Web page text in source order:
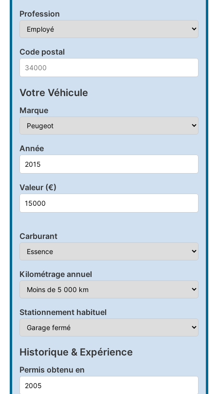
Profession
Code postal
Votre Véhicule
Marque
Année
Valeur (€)
Carburant
Kilométrage annuel
Stationnement habituel
Historique & Expérience
Permis obtenu en